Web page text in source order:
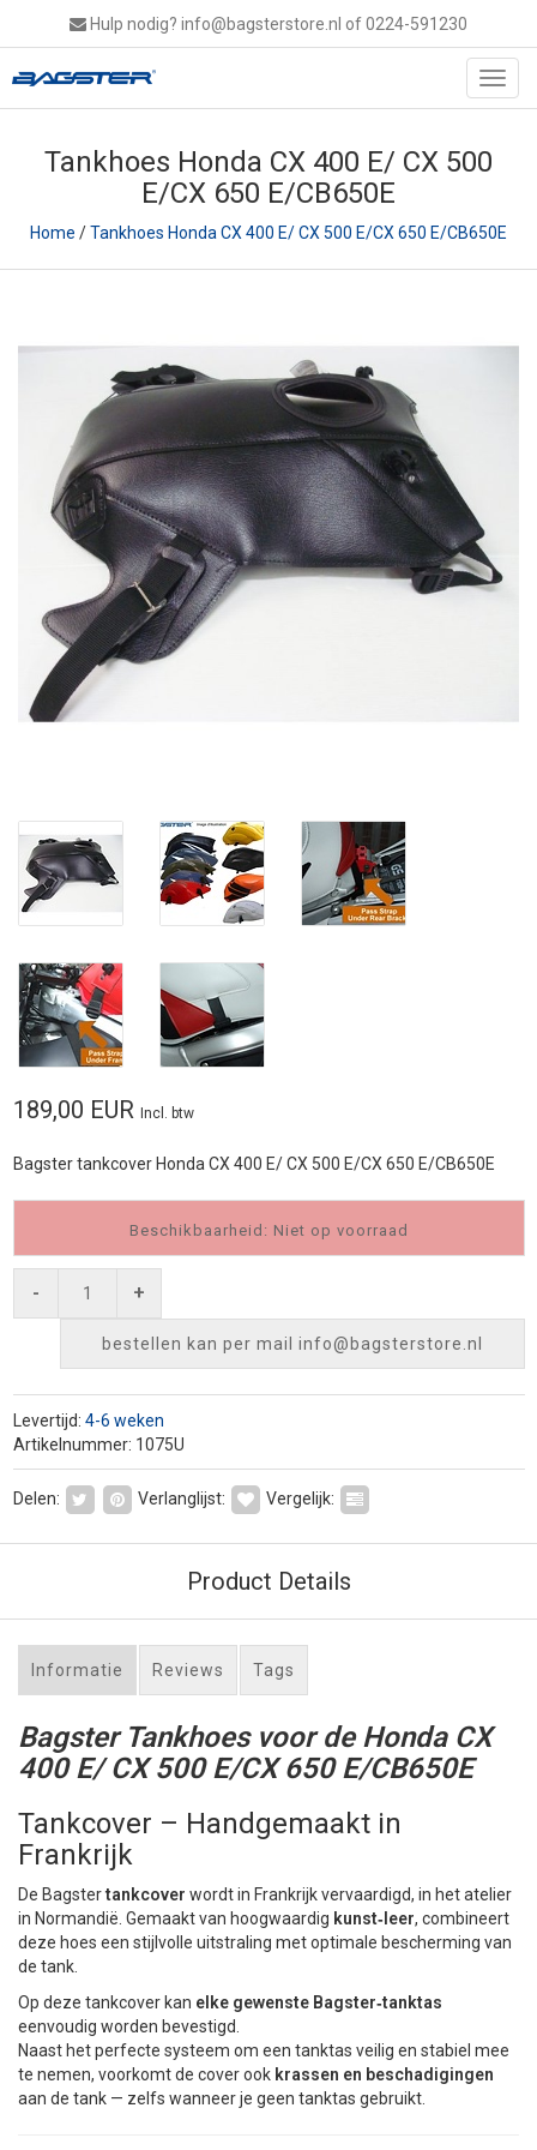
Hulp nodig? info@bagsterstore.nl of 0224-591230
Tankhoes Honda CX 400 E/ CX 500
E/CX 650 E/CB650E
Home /Tankhoes Honda CX 400 E/ CX 500 E/CX 650 E/CB650E
189,00 EUR Incl. btw
Bagster tankcover Honda CX 400 E/ CX 500 E/CX 650 E/CB650E
Beschikbaarheid: Niet op voorraad
- +
bestellen kan per mail info@bagsterstore.nl
Levertijd: 4-6 weken
Artikelnummer: 1075U
Delen: Verlanglijst: Vergelijk:
Product Details
Informatie Reviews Tags
Bagster Tankhoes voor de Honda CX
400 E/ CX 500 E/CX 650 E/CB650E
Tankcover – Handgemaakt in
Frankrijk
De Bagstertankcover wordt in Frankrijk vervaardigd, in het atelier
in Normandië. Gemaakt van hoogwaardig kunst‑leer, combineert
deze hoes een stijlvolle uitstraling met optimale bescherming van
de tank.
Op deze tankcover kan elke gewenste Bagster‑tanktas
eenvoudig worden bevestigd.
Naast het perfecte systeem om een tanktas veilig en stabiel mee
te nemen, voorkomt de cover ook krassen en beschadigingen
aan de tank — zelfs wanneer je geen tanktas gebruikt.